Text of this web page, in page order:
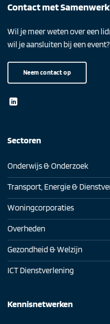
Contact met
Wil je meer weten over een
wil je aansluiten bij een event?
Neem contact op
Sectoren
Onderwijs & Onderzoek
Transport, Energie &
Woningcorporaties
Overheden
Gezondheid & Welzijn
ICT Dienstverlening
Kennisnetwerken